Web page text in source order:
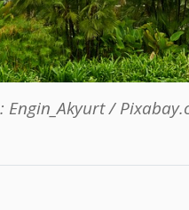
Engin_Akyurt /